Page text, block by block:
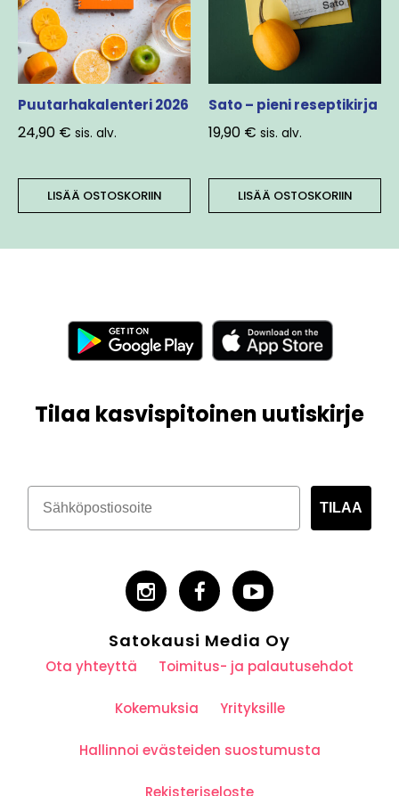
Puutarhakalenteri 2026
24,90 € sis. alv.
LISÄÄ OSTOSKORIIN
Sato – pieni reseptikirja
19,90 € sis. alv.
LISÄÄ OSTOSKORIIN
Tilaa kasvispitoinen uutiskirje
TILAA
Satokausi Media Oy
Ota yhteyttä Toimitus- ja palautusehdot
Kokemuksia Yrityksille
Hallinnoi evästeiden suostumusta